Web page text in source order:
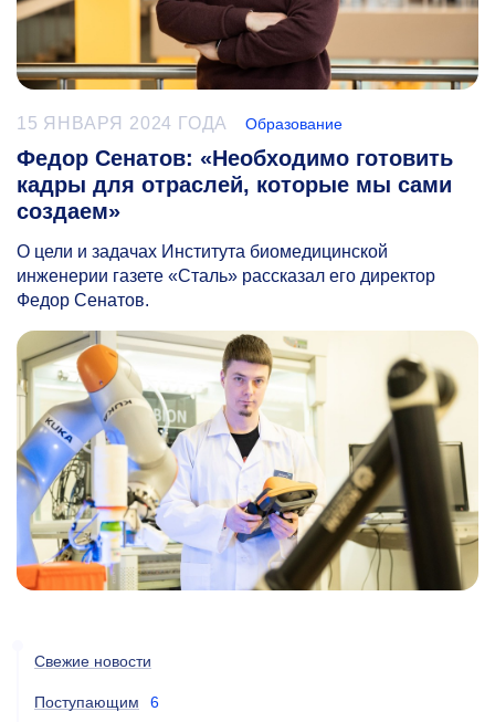
15 ЯНВАРЯ 2024 ГОДА Образование
Федор Сенатов: «Необходимо готовить
кадры для отраслей, которые мы сами
создаем»
О цели и задачах Института биомедицинской
инженерии газете «Сталь» рассказал его директор
Федор Сенатов.
Свежие новости
Поступающим 6